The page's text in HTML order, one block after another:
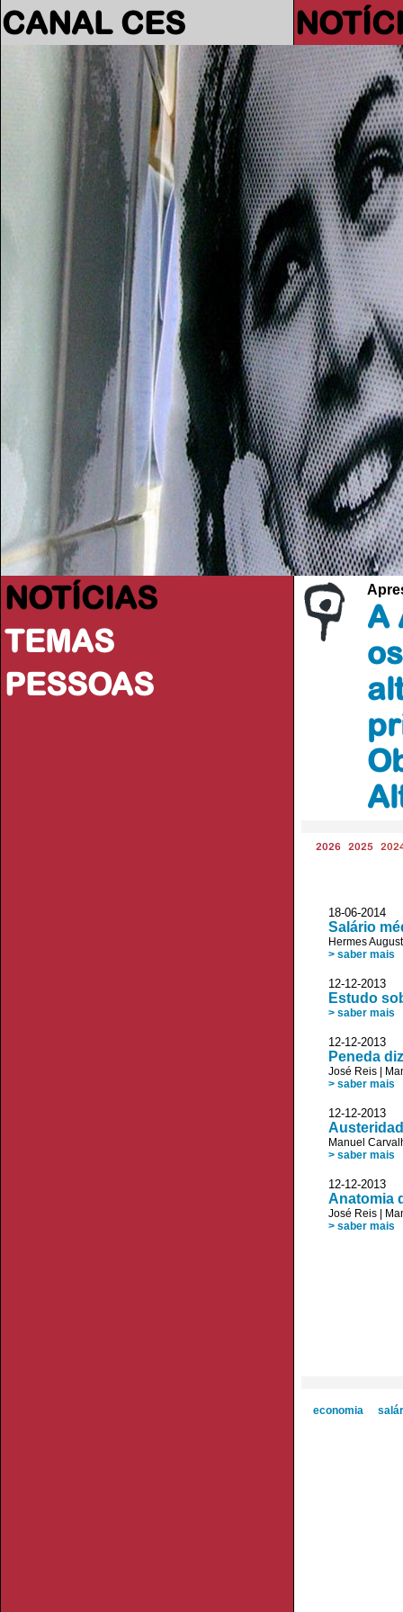
CANAL CES
NOTÍCIAS
TEMAS
PESSOAS
A
2026 2025
18-06-
Salário
Hermes
> saber mais
12-12-2013
Estudo
> saber mais
12-12-2013
Peneda
José Reis
> saber mais
12-12-2013
Manuel
> saber mais
12-12-2013
Anatomia
José Reis
> saber mais
economia